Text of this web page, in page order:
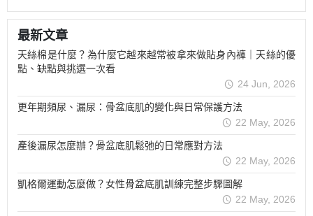
最新文章
天絲棉是什麼？為什麼它越來越常被拿來做貼身內褲｜天絲的優
點、缺點與挑選一次看
24 Jun, 2026
更年期頻尿、漏尿：骨盆底肌的變化與日常保護方法
22 May, 2026
產後漏尿怎麼辦？骨盆底肌鬆弛的日常應對方法
22 May, 2026
凱格爾運動怎麼做？女性骨盆底肌訓練完整步驟圖解
22 May, 2026